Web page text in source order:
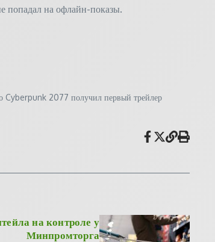
попадал на офлайн-показы.
Cyberpunk 2077 получил первый трейлер
на контроле у
Минпромторга